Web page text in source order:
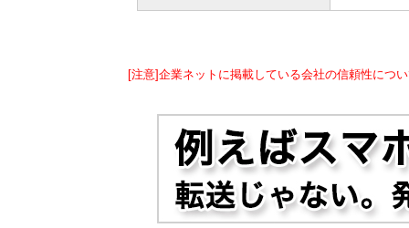
[注意]企業ネットに掲載している会社の信頼性につ